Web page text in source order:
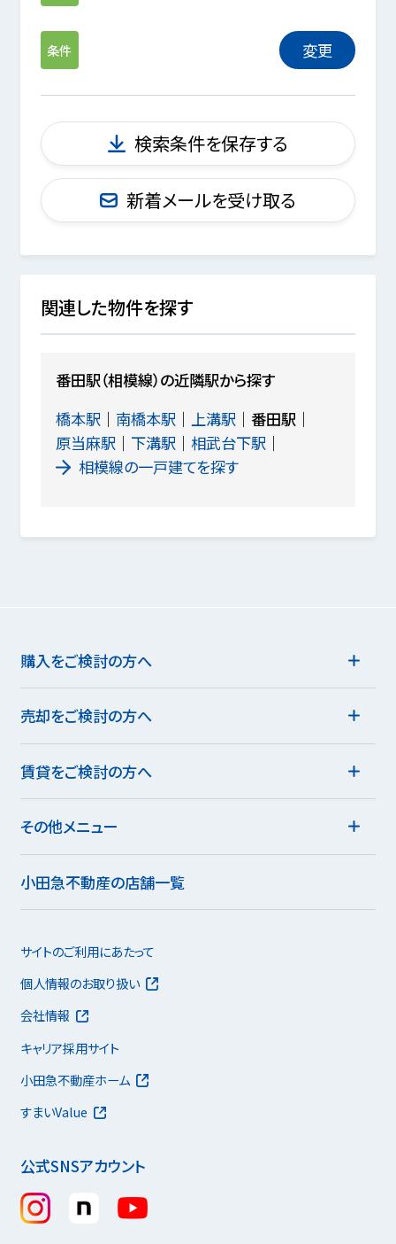
条件 変更
検索条件を保存する
新着メールを受け取る
関連した物件を探す
番田駅（相模線）の近隣駅から探す
橋本駅
南橋本駅 上溝駅
番田駅
原当麻駅
下溝駅
相武台下駅
相模線の一戸建てを探す
購入をご検討の方へ
売却をご検討の方へ
賃貸をご検討の方へ
その他メニュー
小田急不動産の店舗一覧
公式SNSアカウント
サイトのご利用にあたって
個人情報のお取り扱い
会社情報
キャリア採用サイト
小田急不動産ホーム
すまいValue